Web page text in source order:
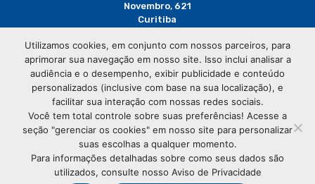
Novembro, 621
Curitiba
(41) 3320-
2929
© CopyrightAssociação Comercial do Paraná - Todos os
Utilizamos cookies, em conjunto com nossos parceiros, para
aprimorar sua navegação em nosso site. Isso inclui analisar a
audiência e o desempenho, exibir publicidade e conteúdo
personalizados (inclusive com base na sua localização), e
facilitar sua interação com nossas redes sociais.
Você tem total controle sobre suas preferências! Acesse a
seção "gerenciar os cookies" em nosso site para personalizar
suas escolhas a qualquer momento.
Para informações detalhadas sobre como seus dados são
utilizados, consulte nosso Aviso de Privacidade